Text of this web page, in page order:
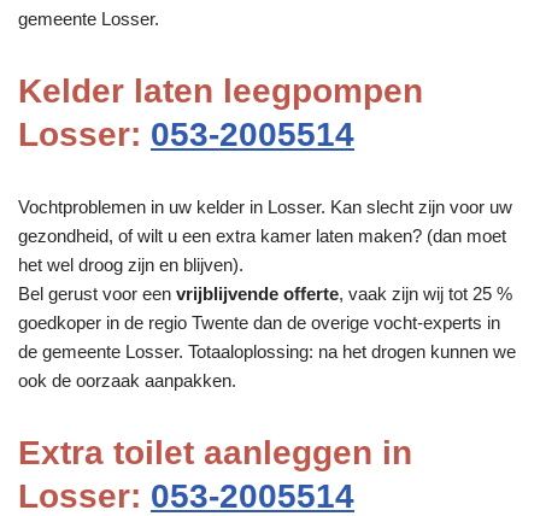
gemeente Losser.
Kelder laten leegpompen
Losser: 053-2005514
Vochtproblemen in uw kelder in Losser. Kan slecht zijn voor uw
gezondheid, of wilt u een extra kamer laten maken? (dan moet
het wel droog zijn en blijven).
Bel gerust voor een vrijblijvende offerte, vaak zijn wij tot 25 %
goedkoper in de regio Twente dan de overige vocht-experts in
de gemeente Losser. Totaaloplossing: na het drogen kunnen we
ook de oorzaak aanpakken.
Extra toilet aanleggen in
Losser: 053-2005514